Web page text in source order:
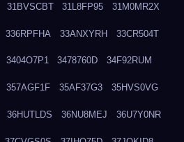
31BVSCBT 31L8FP95 31M0MR2X
336RPFHA 33ANXYRH 33CR504T
3404O7P1 3478760D 34F92RUM
357AGF1F 35AF37G3 35HVS0VG
36HUTLDS 36NU8MEJ 36U7Y0NR